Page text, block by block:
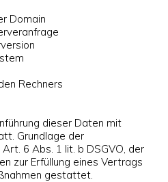
Domain
Rechners
dieser Daten mit
Grundlage der
6 Abs. 1 lit. b DSGVO, der
zur Erfüllung eines Vertrags
gestattet.